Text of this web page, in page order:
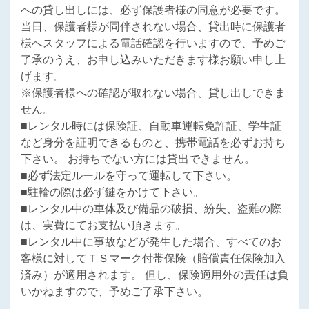
への貸し出しには、必ず保護者様の同意が必要です。
当日、保護者様が同伴されない場合、貸出時に保護者
様へスタッフによる電話確認を行いますので、予めご
了承のうえ、お申し込みいただきます様お願い申し上
げます。
※保護者様への確認が取れない場合、貸し出しできま
せん。
■レンタル時には保険証、自動車運転免許証、学生証
など身分を証明できるものと、携帯電話を必ずお持ち
下さい。 お持ちでない方には貸出できません。
■必ず法定ルールを守って運転して下さい。
■駐輪の際は必ず鍵をかけて下さい。
■レンタル中の車体及び備品の破損、紛失、盗難の際
は、実費にてお支払い頂きます。
■レンタル中に事故などが発生した場合、すべてのお
客様に対してＴＳマーク付帯保険（賠償責任保険加入
済み）が適用されます。 但し、保険適用外の責任は負
いかねますので、予めご了承下さい。